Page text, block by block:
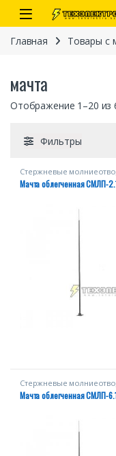
Перейти к навигации
перейти к содержанию
Open
Главная Товары с
мачта
Отображение 1–20 из
Фильтры
Стержневые
мачты
Мачта облегченная СМЛП-
Стержневые
мачты
Мачта облегченная СМЛП-